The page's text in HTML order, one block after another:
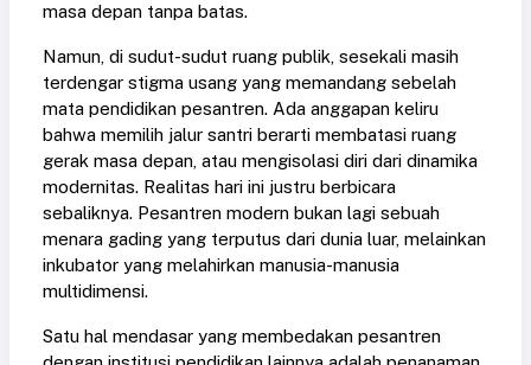
masa depan tanpa batas.
Namun, di sudut-sudut ruang publik, sesekali masih
terdengar stigma usang yang memandang sebelah
mata pendidikan pesantren. Ada anggapan keliru
bahwa memilih jalur santri berarti membatasi ruang
gerak masa depan, atau mengisolasi diri dari dinamika
modernitas. Realitas hari ini justru berbicara
sebaliknya. Pesantren modern bukan lagi sebuah
menara gading yang terputus dari dunia luar, melainkan
inkubator yang melahirkan manusia-manusia
multidimensi.
Satu hal mendasar yang membedakan pesantren